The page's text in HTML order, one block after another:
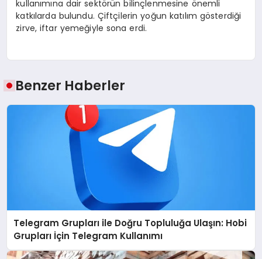
kullanımına dair sektörün bilinçlenmesine önemli
katkılarda bulundu. Çiftçilerin yoğun katılım gösterdiği
zirve, iftar yemeğiyle sona erdi.
Benzer Haberler
Telegram Grupları ile Doğru Topluluğa Ulaşın: Hobi
Grupları İçin Telegram Kullanımı